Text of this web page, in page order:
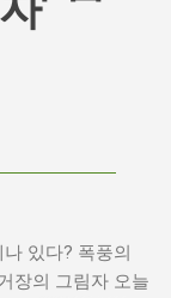
있다? 폭풍의
장의 그림자 오늘